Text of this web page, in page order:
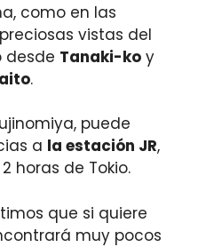
como en las
vistas del
desde Tanaki-ko y
.
puede
a la estación JR,
horas de Tokio.
que si quiere
muy pocos